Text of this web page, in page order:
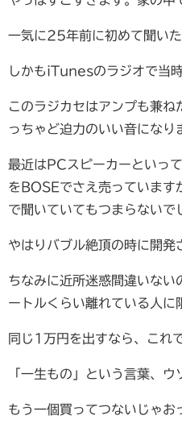
一気に25年前に初めて聞いた
しかもiTunesのラジオで当
このラジカセはアンプも兼
っちゃど迫力のいい音になり
最近はPCスピーカーといっ
をBOSEでさえ売っています
で聞いていてもつまらないで
やはりバブル絶頂の時に開発
ちなみに近所迷惑間違いな
ートルくらい離れている人に
同じ1万円を出すなら、これ
「一生もの」という言葉、ウ
もう一個買ってつないじゃお